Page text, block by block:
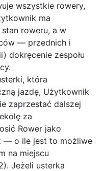
wszystkie rowery,
ma
roweru, a w
— przednich i
dokręcenie zespołu
która
jazdę, Użytkownik
zaprzestać dalszej
za
Rower jako
— o ile jest to możliwe
na miejscu
Jeżeli usterka